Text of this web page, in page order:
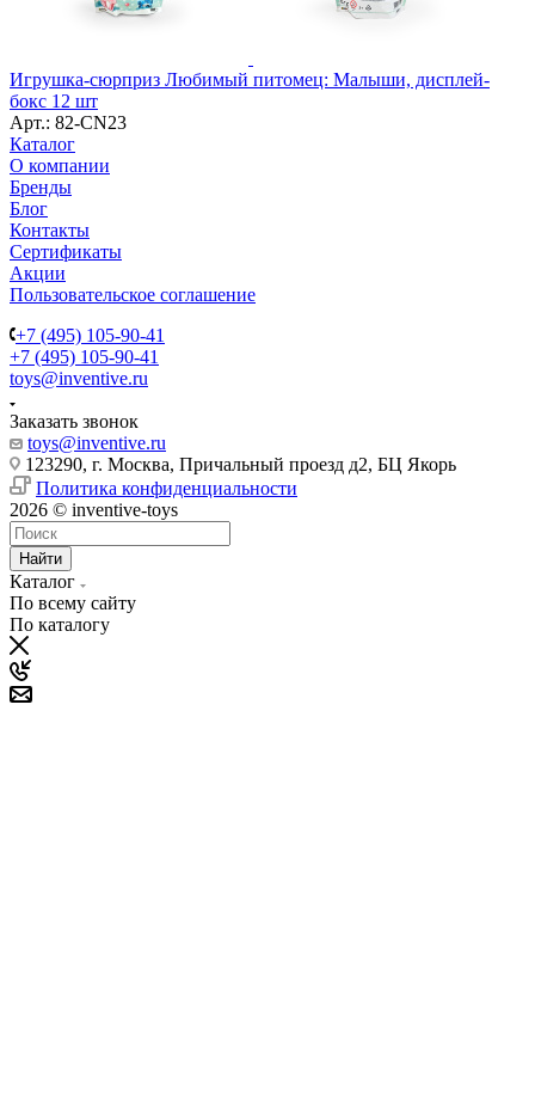
Игрушка-сюрприз Любимый питомец: Малыши, дисплей-
бокс 12 шт
Арт.: 82-CN23
Каталог
О компании
Бренды
Блог
Контакты
Сертификаты
Акции
Пользовательское соглашение
+7 (495) 105-90-41
+7 (495) 105-90-41
toys@inventive.ru
Заказать звонок
toys@inventive.ru
123290, г. Москва, Причальный проезд д2, БЦ Якорь
Политика конфиденциальности
2026 © inventive-toys
Найти
Каталог
По всему сайту
По каталогу